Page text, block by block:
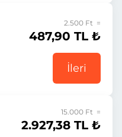
2.500 Ft =
487,90 TL ₺
İleri
15.000 Ft =
2.927,38 TL ₺